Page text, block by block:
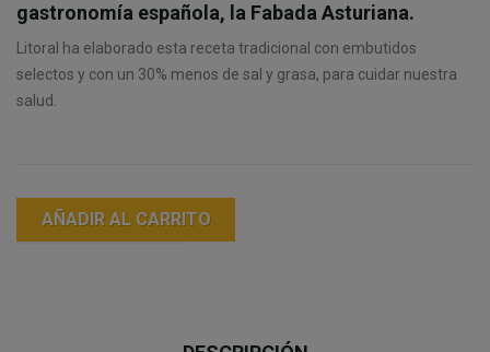
gastronomía española, la Fabada Asturiana.
Litoral ha elaborado esta receta tradicional con embutidos
selectos y con un 30% menos de sal y grasa, para cuidar nuestra
salud.
AÑADIR AL CARRITO